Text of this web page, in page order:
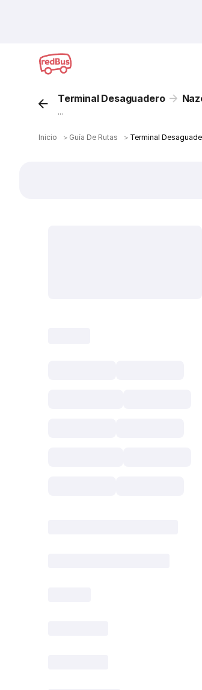
Terminal Desaguadero
...
Inicio ＞ Guía De Rutas ＞ Terminal